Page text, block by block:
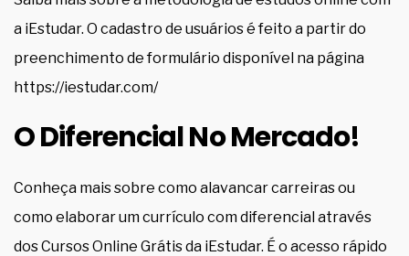
a iEstudar. O cadastro de usuários é feito a partir do
preenchimento de formulário disponível na página
https://iestudar.com/
O Diferencial No Mercado!
Conheça mais sobre como alavancar carreiras ou
como elaborar um currículo com diferencial através
dos Cursos Online Grátis da iEstudar. É o acesso rápido